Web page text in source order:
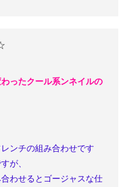
ったクール系ンネイルの
ンチの組み合わせです
が、
わせるとゴージャスな仕